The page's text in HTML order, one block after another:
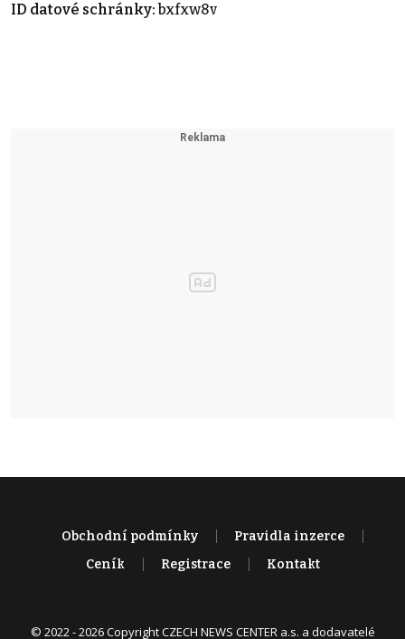
ID datové schránky: bxfxw8v
Obchodní podmínky
Pravidla inzerce
Ceník
Registrace Kontakt
© 2022 - 2026 Copyright CZECH NEWS CENTER a.s. a dodavatelé